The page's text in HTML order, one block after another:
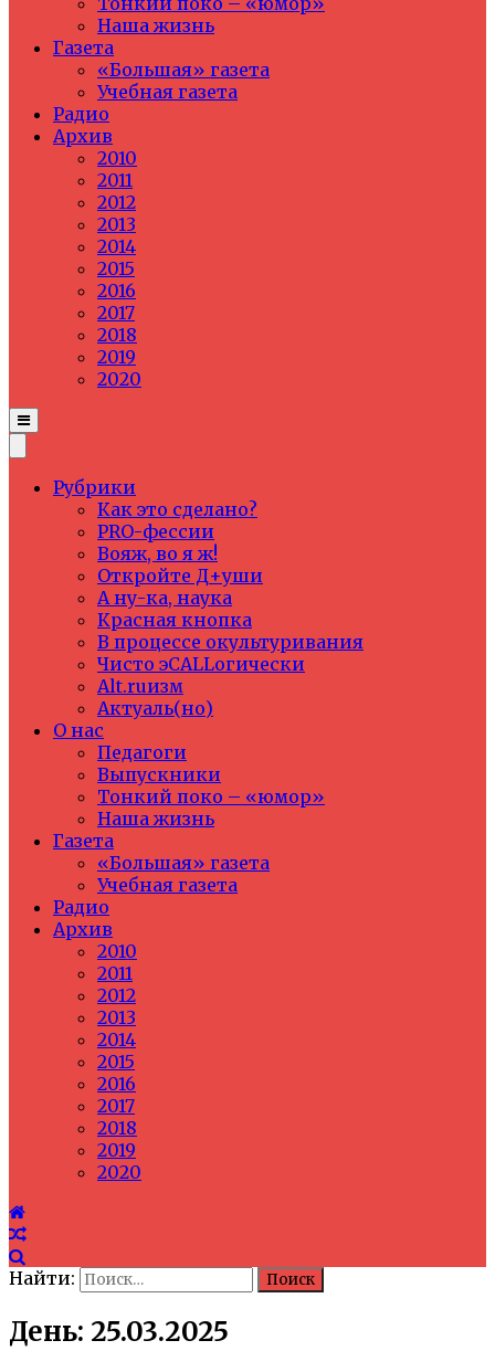
Наша жизнь
Газета
«Большая» газета
Учебная газета
Радио
Архив
2010
2011
2012
2013
2014
2015
2016
2017
2018
2019
2020
Рубрики
Как это сделано?
PRO-фессии
Вояж, во я ж!
Откройте Д+уши
А ну-ка, наука
Красная кнопка
В процессе окультуривания
Чисто эCALLогически
Alt.ruизм
Актуаль(но)
О нас
Педагоги
Выпускники
Тонкий поко – «юмор»
Наша жизнь
Газета
«Большая» газета
Учебная газета
Радио
Архив
2010
2011
2012
2013
2014
2015
2016
2017
2018
2019
2020
Найти:
День: 25.03.2025